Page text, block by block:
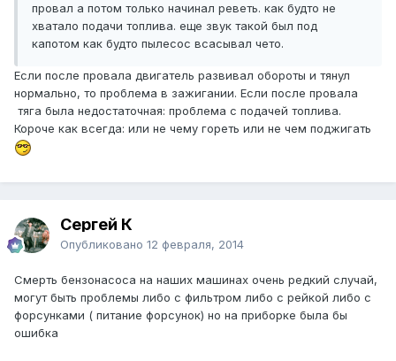
провал а потом только начинал реветь. как будто не
хватало подачи топлива. еще звук такой был под
капотом как будто пылесос всасывал чето.
Если после провала двигатель развивал обороты и тянул
нормально, то проблема в зажигании. Если после провала
тяга была недостаточная: проблема с подачей топлива.
Короче как всегда: или не чему гореть или не чем поджигать
Сергей К
Опубликовано 12 февраля, 2014
Смерть бензонасоса на наших машинах очень редкий случай,
могут быть проблемы либо с фильтром либо с рейкой либо с
форсунками ( питание форсунок) но на приборке была бы
ошибка